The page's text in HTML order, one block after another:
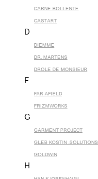
CARNE BOLLENTE
CASTART
D
DIEMME
DR. MARTENS
DROLE DE MONSIEUR
F
FAR AFIELD
FRIZMWORKS
G
GARMENT PROJECT
GLEB KOSTIN .SOLUTIONS
GOLDWIN
H